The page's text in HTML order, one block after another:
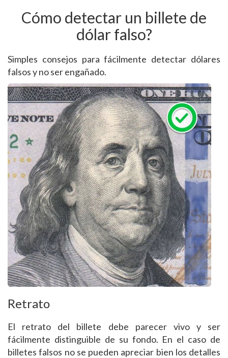
Cómo detectar un billete de
dólar falso?
Simples consejos para fácilmente detectar dólares
falsos y no ser engañado.
Retrato
El retrato del billete debe parecer vivo y ser
fácilmente distinguible de su fondo. En el caso de
billetes falsos no se pueden apreciar bien los detalles